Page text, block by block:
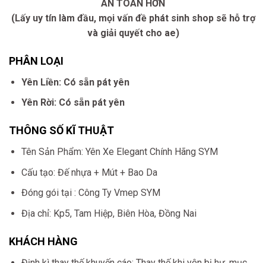
AN TOÀN HƠN
(Lấy uy tín làm đầu, mọi vấn đề phát sinh shop sẽ hỗ trợ
và giải quyết cho ae)
PHÂN LOẠI
Yên Liền: Có sẵn pát yên
Yên Rời: Có sẵn pát yên
THÔNG SỐ KĨ THUẬT
Tên Sản Phẩm: Yên Xe Elegant Chính Hãng SYM
Cấu tạo: Đế nhựa + Mút + Bao Da
Đóng gói tại : Công Ty Vmep SYM
Địa chỉ: Kp5, Tam Hiệp, Biên Hòa, Đồng Nai
KHÁCH HÀNG